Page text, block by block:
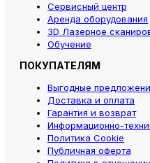
Сервисный центр
Аренда оборудования
3D Лазерное
Обучение
ПОКУПАТЕЛЯМ
Выгодные
Доставка и оплата
Гарантия и возврат
Информационно-
Политика Cookie
Публичная оферта